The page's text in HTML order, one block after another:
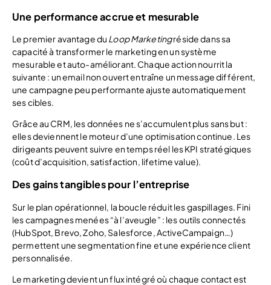
Une performance accrue et mesurable
Le premier avantage du Loop Marketingréside dans sa
capacité à transformer le marketing en un système
mesurable et auto-améliorant. Chaque action nourrit la
suivante : un email non ouvert entraîne un message différent,
une campagne peu performante ajuste automatiquement
ses cibles.
Grâce au CRM, les données ne s’accumulent plus sans but :
elles deviennent le moteur d’une optimisation continue. Les
dirigeants peuvent suivre en temps réel les KPI stratégiques
(coût d’acquisition, satisfaction, lifetime value).
Des gains tangibles pour l’entreprise
Sur le plan opérationnel, la boucle réduit les gaspillages. Fini
les campagnes menées “à l’aveugle” : les outils connectés
(HubSpot, Brevo, Zoho, Salesforce, ActiveCampaign…)
permettent une segmentation fine et une expérience client
personnalisée.
Le marketing devient un flux intégré où chaque contact est